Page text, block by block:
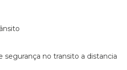
segurança no transito a distancia